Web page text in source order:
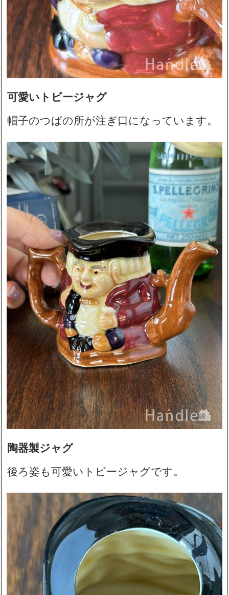
可愛いトビージャグ
帽子のつばの所が注ぎ口になっています。
陶器製ジャグ
後ろ姿も可愛いトビージャグです。